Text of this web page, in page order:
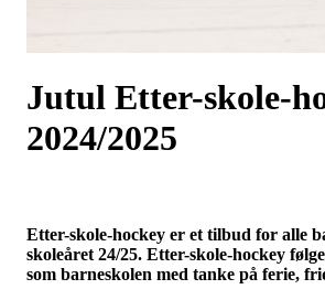
Jutul Etter-skole-
2024/2025
Etter-skole-hockey er et tilbud for alle
skoleåret 24/25. Etter-skole-hockey
som barneskolen med tanke på ferie,